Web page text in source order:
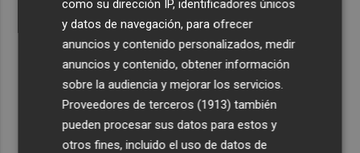
como su dirección IP, identificadores únicos
y datos de navegación, para ofrecer
anuncios y contenido personalizados, medir
anuncios y contenido, obtener información
sobre la audiencia y mejorar los servicios.
Proveedores de terceros (1913) también
pueden procesar sus datos para estos y
otros fines, incluido el uso de datos de